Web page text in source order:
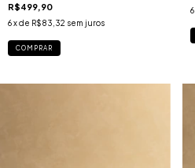
R$499,90
6x de R$83,32 sem juros
COMPRAR
6